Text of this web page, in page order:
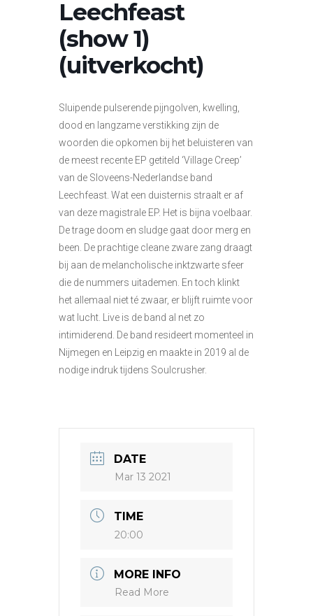
Leechfeast
(show 1)
(uitverkocht)
Sluipende pulserende pijngolven, kwelling,
dood en langzame verstikking zijn de
woorden die opkomen bij het beluisteren van
de meest recente EP getiteld ‘Village Creep’
van de Sloveens-Nederlandse band
Leechfeast. Wat een duisternis straalt er af
van deze magistrale EP. Het is bijna voelbaar.
De trage doom en sludge gaat door merg en
been. De prachtige cleane zware zang draagt
bij aan de melancholische inktzwarte sfeer
die de nummers uitademen. En toch klinkt
het allemaal niet té zwaar, er blijft ruimte voor
wat lucht. Live is de band al net zo
intimiderend. De band resideert momenteel in
Nijmegen en Leipzig en maakte in 2019 al de
nodige indruk tijdens Soulcrusher.
DATE
Mar 13 2021
TIME
20:00
MORE INFO
Read More